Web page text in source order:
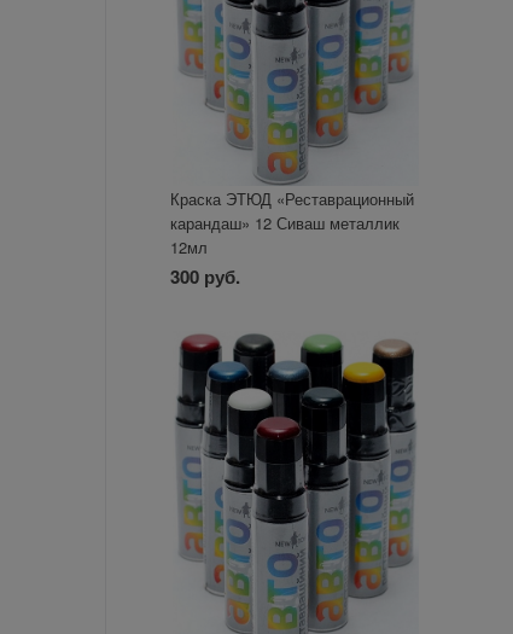
Краска ЭТЮД «Реставрационный
карандаш» 12 Сиваш металлик
12мл
300 руб.